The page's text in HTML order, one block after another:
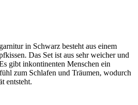
in Schwarz besteht aus einem
Das Set ist aus sehr weicher und
gibt inkontinenten Menschen ein
zum Schlafen und Träumen, wodurch
entsteht.